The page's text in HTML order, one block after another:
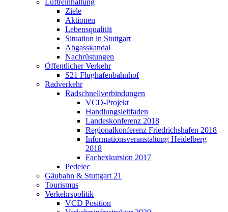
Luftreinhaltung
Ziele
Aktionen
Lebensqualität
Situation in Stuttgart
Abgasskandal
Nachrüstungen
Öffentlicher Verkehr
S21 Flughafenbahnhof
Radverkehr
Radschnellverbindungen
VCD-Projekt
Handlungsleitfaden
Landeskonferenz 2018
Regionalkonferenz Friedrichshafen 2018
Informationsveranstaltung Heidelberg
2018
Fachexkursion 2017
Pedelec
Gäubahn & Stuttgart 21
Tourismus
Verkehrspolitik
VCD Position